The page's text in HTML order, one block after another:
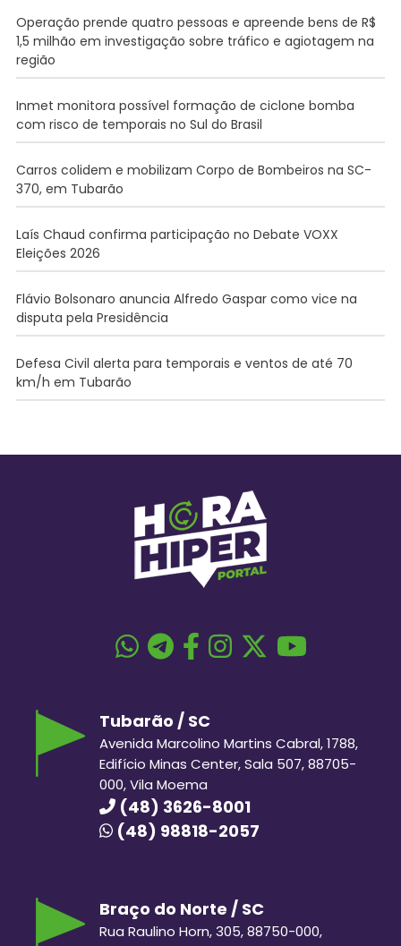
Operação prende quatro pessoas e apreende bens de R$
1,5 milhão em investigação sobre tráfico e agiotagem na
região
Inmet monitora possível formação de ciclone bomba
com risco de temporais no Sul do Brasil
Carros colidem e mobilizam Corpo de Bombeiros na SC-
370, em Tubarão
Laís Chaud confirma participação no Debate VOXX
Eleições 2026
Flávio Bolsonaro anuncia Alfredo Gaspar como vice na
disputa pela Presidência
Defesa Civil alerta para temporais e ventos de até 70
km/h em Tubarão
Tubarão / SC
Avenida Marcolino Martins Cabral, 1788,
Edifício Minas Center, Sala 507, 88705-
000, Vila Moema
(48) 3626-8001
(48) 98818-2057
Braço do Norte / SC
Rua Raulino Horn, 305, 88750-000,